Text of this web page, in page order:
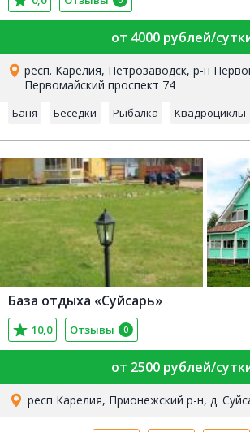
от 4000 рублей/
респ. Карелия, Петрозаводск, р-н
Первомайский проспект 74
Баня Беседки Рыбалка Квадроциклы
База отдыха «Суйсарь»
10,0 Отзывы 0
от 2500 рублей/
респ Карелия, Прионежский р-н, д.